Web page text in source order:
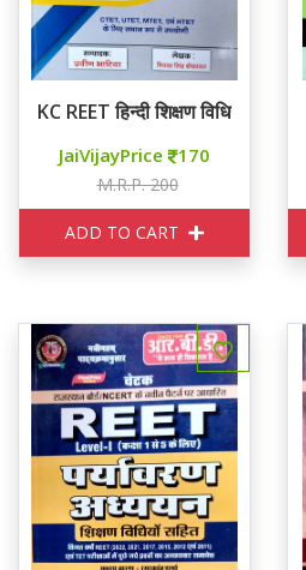
KC REET हिन्दी शिक्षण विधियाँ
JaiVijayPrice 170
M.R.P. 200
ADD TO CART